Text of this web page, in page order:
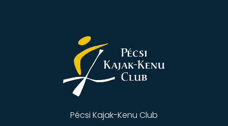
Pécsi Kajak-Kenu Club